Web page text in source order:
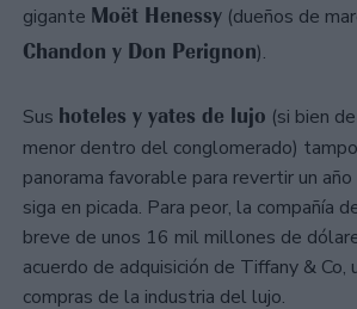
gigante Moët Henessy (dueños de
Chandon y Don Perignon).
Sus hoteles y yates de lujo (si bien
menor dentro del conglomerado)
panorama favorable para revertir un
siga en picada. Para peor, la compañía
breve de unos 16 mil millones de
acuerdo de adquisición de Tiffany & Co,
compras de la industria del lujo.